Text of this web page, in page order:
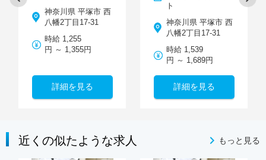
神奈川県 平塚市 西
八幡2丁目17-31
時給 1,255
円 ～ 1,355円
詳細を見る
ト
神奈川県 平塚市 西
八幡2丁目17-31
時給 1,539
円 ～ 1,689円
詳細を見る
近くの似たような求人 もっと見る